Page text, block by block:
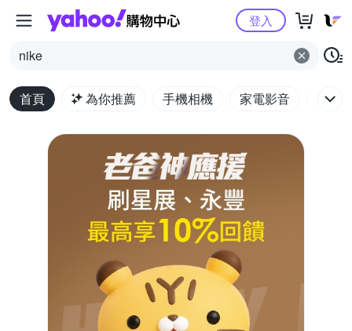
Yahoo購物中心
nike
登入
首頁 為你推薦 手機相機 家電影音 電腦